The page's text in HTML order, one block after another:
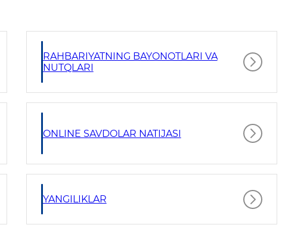
RAHBARIYATNING BAYONOTLARI VA
NUTQLARI
ONLINE SAVDOLAR NATIJASI
YANGILIKLAR